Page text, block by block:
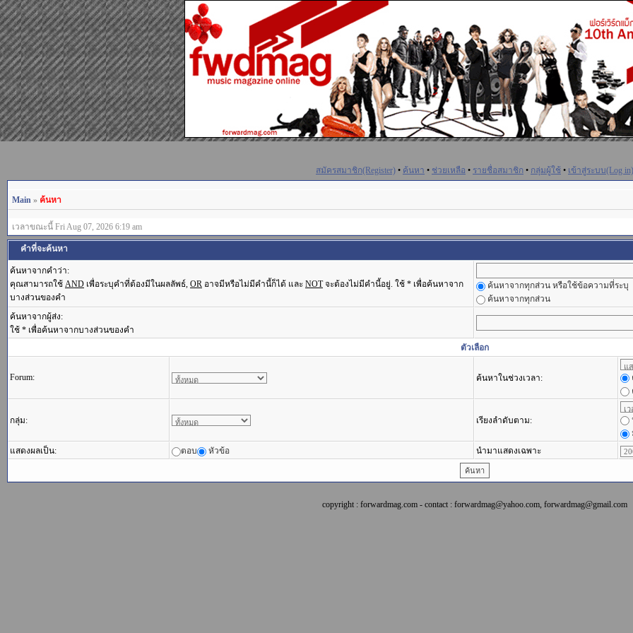
สมัครสมาชิก(Register) • ค้นหา • ช่วยเหลือ • รายชื่อสมาชิก • กลุ่มผู้ใช้ • เข้าสู่ระบบ(Log in)
Main » ค้นหา
เวลาขณะนี้ Fri Aug 07, 2026 6:19 am
คำที่จะค้นหา
ค้นหาจากคำว่า:
คุณสามารถใช้ AND เพื่อระบุคำที่ต้องมีในผลลัพธ์, OR อาจมีหรือไม่มีคำนี้ก็ได้ และ NOTจะต้องไม่มีคำนี้อยู่. ใช้ * เพื่อค้นหาจาก
บางส่วนของคำ
ค้นหาจากทุกส่วน หรือใช้ข้อความที่ระบุ
ค้นหาจากทุกส่วน
ค้นหาจากผู้ส่ง:
ใช้ * เพื่อค้นหาจากบางส่วนของคำ
ตัวเลือก
Forum: ค้นหาในช่วงเวลา:
กลุ่ม: เรียงลำดับตาม:
แสดงผลเป็น:
ตอบ หัวข้อ นำมาแสดงเฉพาะ
copyright : forwardmag.com - contact : forwardmag@yahoo.com, forwardmag@gmail.com